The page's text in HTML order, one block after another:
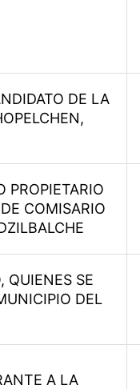
DE LA
PROPIETARIO
COMISARIO
QUIENES SE
DEL
A LA